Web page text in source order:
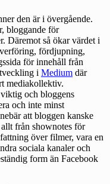
den är i övergående.
bloggande för
Däremot så ökar värdet i
fördjupning,
för innehåll från
i Medium där
mediakollektiv.
och bloggens
och inte minst
att bloggen kanske
från shownotes för
över filmer, vara en
sociala kanaler och
form än Facebook